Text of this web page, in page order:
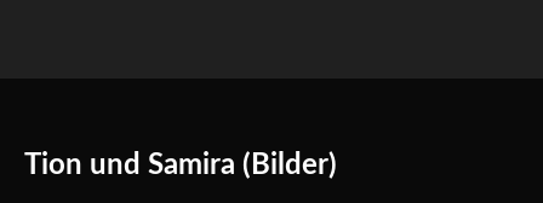
Tion und Samira (Bilder)